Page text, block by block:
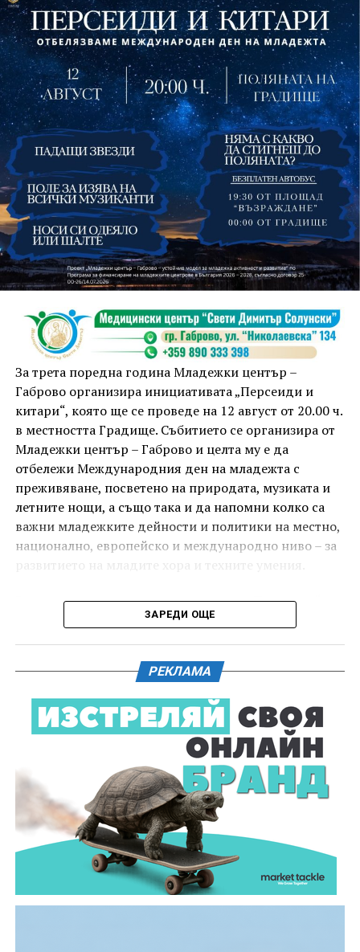
На 13 август организаторите са предвидили
занимания и за здрав дух, и за здраво тяло.
Инструкторката по пилатес и йога Йоанна Петрова
от FitLab ще се погрижи за добрия тонус с групова
тренировка от 19.00 ч., а след това ще има мозъчна
атака с куиз вечер за обща култура. Вечерта ще
приключи с прожекция на новия български
комедиен филм „Брънч за начинаещи“ – в парка,
под звездното дряновско небе.
И двете вечери ще продължи инициативата „Книга
за книга“ – всеки може да донесе книга от личната
си библиотека и да вземе друга. Целта е обмен на
заглавия, впечатления и приятен разговор за
литература.
За трета поредна година Младежки център –
Габрово организира инициативата „Персеиди и
китари“, която ще се проведе на 12 август от 20.00 ч.
в местността Градище. Събитието се организира от
Младежки център – Габрово и целта му е да
отбележи Международния ден на младежта с
преживяване, посветено на природата, музиката и
летните нощи, а също така и да напомни колко са
важни младежките дейности и политики на местно,
национално, европейско и международно ниво – за
Вечерта е в пика на метеорния поток „Персеиди“ –
едно от най-красивите и очаквани астрономически
дни Земята преминава през шлейф от частици,
оставени от кометата 109P/Swift-Tuttle.
Тези частици изгарят в атмосферата над нас и
ние ги виждаме като ярки падащи звезди. На тъмно
и високо място могат да бъдат забелязани около 100
падащи звезди на час. На Градище, заради
близостта на града, броят им е значително по-
малък, но все пак много по- голям, отколкото в
обикновена лятна вечер.
ЗАРЕДИ ОЩЕ
РЕКЛАМА